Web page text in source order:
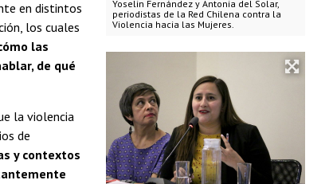
Yoselin Fernández y Antonia del Solar,
periodistas de la Red Chilena contra la
Violencia hacia las Mujeres.
en distintos
los cuales
las
de qué
la violencia
de
y contextos